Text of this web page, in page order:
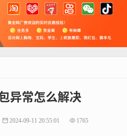
异常怎么解决
2024-09-11 20:55:01 1765